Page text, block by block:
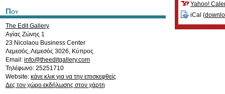
Που
The Edit Gallery
Αγίας Ζώνης 1
23 Nicolaou Business Center
Λεμεσός,Λεμεσός 3026, Κύπρος
Email: info@theeditgallery.com
Τηλέφωνο: 25251710
Website: κάνε κλικ για να την επισκεφθείς
Δες τον χώρο εκδήλωσης στον χάρτη
Yahoo!
iCal (